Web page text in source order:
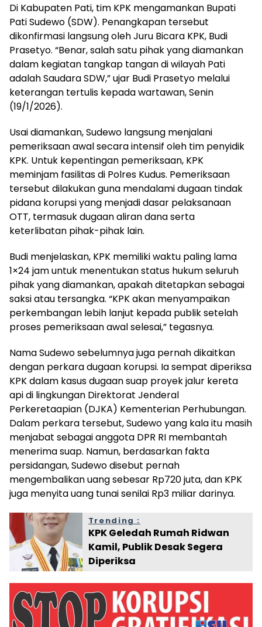
Di Kabupaten Pati, tim KPK mengamankan Bupati
Pati Sudewo (SDW). Penangkapan tersebut
dikonfirmasi langsung oleh Juru Bicara KPK, Budi
Prasetyo. “Benar, salah satu pihak yang diamankan
dalam kegiatan tangkap tangan di wilayah Pati
adalah Saudara SDW,” ujar Budi Prasetyo melalui
keterangan tertulis kepada wartawan, Senin
(19/1/2026).
Usai diamankan, Sudewo langsung menjalani
pemeriksaan awal secara intensif oleh tim penyidik
KPK. Untuk kepentingan pemeriksaan, KPK
meminjam fasilitas di Polres Kudus. Pemeriksaan
tersebut dilakukan guna mendalami dugaan tindak
pidana korupsi yang menjadi dasar pelaksanaan
OTT, termasuk dugaan aliran dana serta
keterlibatan pihak-pihak lain.
Budi menjelaskan, KPK memiliki waktu paling lama
1×24 jam untuk menentukan status hukum seluruh
pihak yang diamankan, apakah ditetapkan sebagai
saksi atau tersangka. “KPK akan menyampaikan
perkembangan lebih lanjut kepada publik setelah
proses pemeriksaan awal selesai,” tegasnya.
Nama Sudewo sebelumnya juga pernah dikaitkan
dengan perkara dugaan korupsi. Ia sempat diperiksa
KPK dalam kasus dugaan suap proyek jalur kereta
api di lingkungan Direktorat Jenderal
Perkeretaapian (DJKA) Kementerian Perhubungan.
Dalam perkara tersebut, Sudewo yang kala itu masih
menjabat sebagai anggota DPR RI membantah
menerima suap. Namun, berdasarkan fakta
persidangan, Sudewo disebut pernah
mengembalikan uang sebesar Rp720 juta, dan KPK
juga menyita uang tunai senilai Rp3 miliar darinya.
Trending :
KPK Geledah Rumah Ridwan
Kamil, Publik Desak Segera
Diperiksa